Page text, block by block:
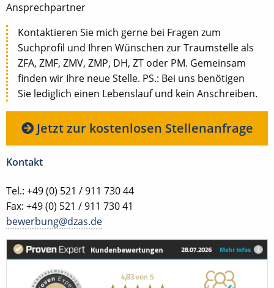
Ansprechpartner
Kontaktieren Sie mich gerne bei Fragen zum
Suchprofil und Ihren Wünschen zur Traumstelle als
ZFA, ZMF, ZMV, ZMP, DH, ZT oder PM. Gemeinsam
finden wir Ihre neue Stelle. PS.: Bei uns benötigen
Sie lediglich einen Lebenslauf und kein Anschreiben.
Jetzt zur kostenlosen Stellenanfrage
Kontakt
Tel.: +49 (0) 521 / 911 730 44
Fax: +49 (0) 521 / 911 730 41
bewerbung@dzas.de